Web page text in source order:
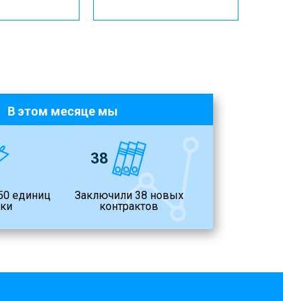
В этом месяце мы
единиц
38
Заключили 38 новых
контрактов